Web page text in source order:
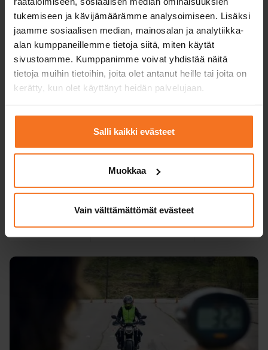
tukemiseen ja kävijämäärämme analysoimiseen. Lisäksi
jaamme sosiaalisen median, mainosalan ja analytiikka-
alan kumppaneillemme tietoja siitä, miten käytät
sivustoamme. Kumppanimme voivat yhdistää näitä
tietoja muihin tietoihin, joita olet antanut heille tai joita on
kerätty, kun olet käyttänyt heidän palvelujaan.
Salli kaikki evästeet
Muokkaa
Vain välttämättömät evästeet
oppikirja
harjoittelu­ohjelma
ei tarvita tarvittaessa
Koulutuskielet
valitulla
suomi, englanti suomi, englanti
+ viranomaiskulut
549 €
Ilmoittaudu Ilmoittaudu